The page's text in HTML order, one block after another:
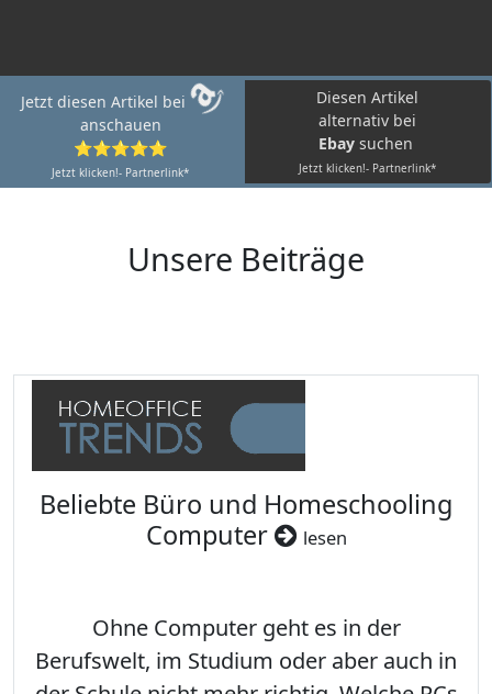
Jetzt diesen Artikel bei
anschauen
⭐⭐⭐⭐⭐
Jetzt klicken!- Partnerlink*
Diesen Artikel
alternativ bei
Ebay suchen
Jetzt klicken!- Partnerlink*
Unsere Beiträge
Beliebte Büro und Homeschooling
Computer
lesen
Ohne Computer geht es in der
Berufswelt, im Studium oder aber auch in